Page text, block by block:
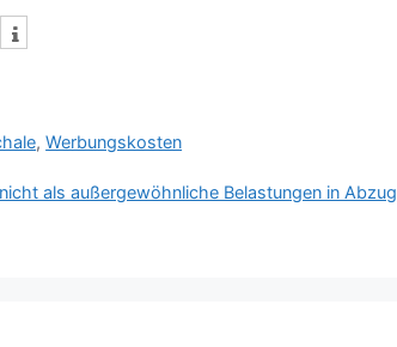
,Werbungskosten
als außergewöhnliche Belastungen in Abzug